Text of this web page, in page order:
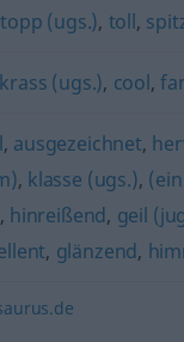
(ugs.), toll,
krass (ugs.), cool,
, ausgezeichnet,
, klasse (ugs.),
, hinreißend, geil
, glänzend,